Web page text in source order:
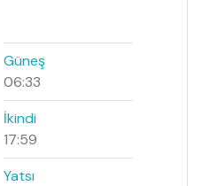
Güneş
06:33
İkindi
17:59
Yatsı